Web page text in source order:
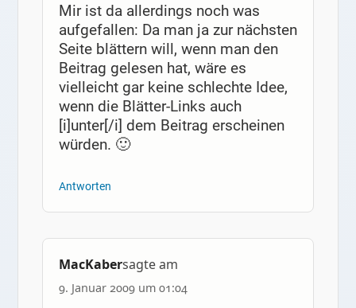
Mir ist da allerdings noch was
aufgefallen: Da man ja zur nächsten
Seite blättern will, wenn man den
Beitrag gelesen hat, wäre es
vielleicht gar keine schlechte Idee,
wenn die Blätter-Links auch
[i]unter[/i] dem Beitrag erscheinen
würden. 🙂
Antworten
MacKabersagte am
9. Januar 2009 um 01:04